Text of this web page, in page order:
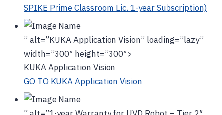
SPIKE Prime Classroom Lic. 1-year Subscription)
” alt=”KUKA Application Vision” loading=”lazy”
width=”300″ height=”300″>
KUKA Application Vision
GO TO KUKA Application Vision